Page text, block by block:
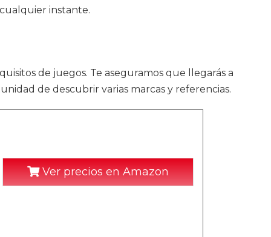
instante.
de juegos. Te aseguramos que llegarás a
de descubrir varias marcas y referencias.
Ver precios en Amazon